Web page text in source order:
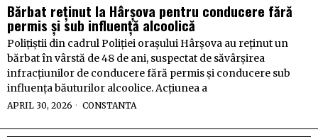
Bărbat reținut la Hârșova pentru conducere fără
permis și sub influență alcoolică
Polițiștii din cadrul Poliției orașului Hârșova au reținut un
bărbat în vârstă de 48 de ani, suspectat de săvârșirea
infracțiunilor de conducere fără permis și conducere sub
influența băuturilor alcoolice. Acțiunea a
APRIL 30, 2026 CONSTANTA